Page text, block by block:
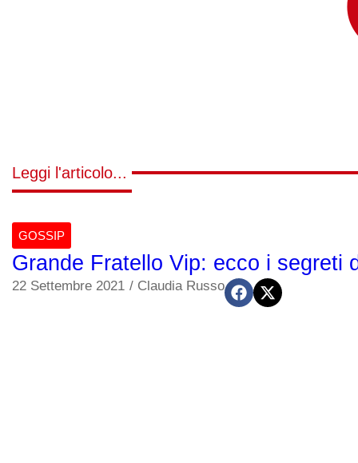
Leggi l'articolo...
GOSSIP
Grande Fratello Vip: ecco i segreti
22 Settembre 2021 / Claudia Russo